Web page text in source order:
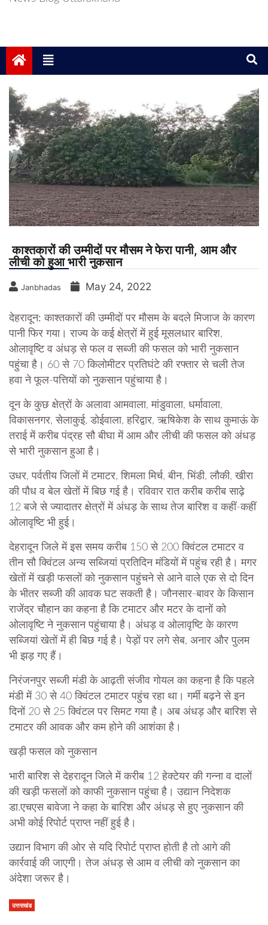
काश्तकारों की उम्मीदों पर मौसम ने फेरा पानी, आम और
लीची को हुआ भारी नुकसान
Janbhadas May 24, 2022
देहरादून: काश्तकारों की उम्मीदों पर मौसम के बदले मिजाज के कारण
पानी फिर गया। राज्य के कई क्षेत्रों में हुई मूसलधार बारिश,
ओलावृष्टि व अंधड़ से फल व सब्जी की फसल को भारी नुकसान
पहुंचा है। 60 से 70 किलोमीटर प्रतिघंटे की रफ्तार से चली तेज
हवा ने फूल-पत्तियों को नुकसान पहुंचाया है।
दून के कुछ क्षेत्रों के अलावा आमवाला, मांडुवाला, धर्मावाला,
विकासनगर, सेलाकुई, डोईवाला, हरिद्वार, ऋषिकेश के साथ कुमाऊं के
तराई में करीब पंद्रह सौ बीघा में आम और लीची की फसल को अंधड़
से भारी नुकसान हुआ है।
उधर, पर्वतीय जिलों में टमाटर, शिमला मिर्च, बीन, भिंडी, लौकी, खीरा
की पौध व बेल खेतों में बिछ गई है। रविवार रात करीब करीब साढ़े
12 बजे से ज्यादातर क्षेत्रों में अंधड़ के साथ तेज बारिश व कहीं-कहीं
ओलावृष्टि भी हुई।
देहरादून जिले में इस समय करीब 150 से 200 क्‍विंटल टमाटर व
तीन सौ क्‍विंटल अन्य सब्जियां प्रतिदिन मंडियों में पहुंच रही है। मगर
खेतों में खड़ी फसलों को नुकसान पहुंचने से आने वाले एक से दो दिन
के भीतर सब्जी की आवक घट सकती है। जौनसार-बावर के किसान
राजेंद्र चौहान का कहना है कि टमाटर और मटर के दानों को
ओलावृष्टि ने नुकसान पहुंचाया है। अंधड़ व ओलावृष्टि के कारण
सब्जियां खेतों में ही बिछ गई है। पेड़ों पर लगे सेब, अनार और पुलम
भी झड़ गए हैं।
निरंजनपुर सब्जी मंडी के आढ़ती संजीव गोयल का कहना है कि पहले
मंडी में 30 से 40 क्‍विंटल टमाटर पहुंच रहा था। गर्मी बढ़ने से इन
दिनों 20 से 25 क्‍विंटल पर सिमट गया है। अब अंधड़ और बारिश से
टमाटर की आवक और कम होने की आशंका है।
खड़ी फसल को नुकसान
भारी बारिश से देहरादून जिले में करीब 12 हेक्टेयर की गन्ना व दालों
की खड़ी फसलों को काफी नुकसान पहुंचा है। उद्यान निदेशक
डा.एचएस बावेजा ने कहा के बारिश और अंधड़ से हुए नुकसान की
अभी कोई रिपोर्ट प्राप्त नहीं हुई है।
उद्यान विभाग की ओर से यदि रिपोर्ट प्राप्त होती है तो आगे की
कार्रवाई की जाएगी। तेज अंधड़ से आम व लीची को नुकसान का
अंदेशा जरूर है।
उत्तराखंड